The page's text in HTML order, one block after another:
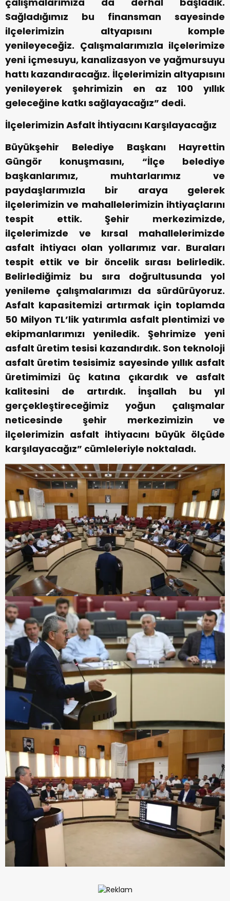
Sağladığımız bu finansman sayesinde
ilçelerimizin altyapısını komple
yenileyeceğiz. Çalışmalarımızla ilçelerimize
yeni içmesuyu, kanalizasyon ve yağmursuyu
hattı kazandıracağız. İlçelerimizin altyapısını
yenileyerek şehrimizin en az 100 yıllık
geleceğine katkı sağlayacağız” dedi.
İlçelerimizin Asfalt İhtiyacını Karşılayacağız
Büyükşehir Belediye Başkanı Hayrettin
Güngör konuşmasını, “İlçe belediye
başkanlarımız, muhtarlarımız ve
paydaşlarımızla bir araya gelerek
ilçelerimizin ve mahallelerimizin ihtiyaçlarını
tespit ettik. Şehir merkezimizde,
ilçelerimizde ve kırsal mahallelerimizde
asfalt ihtiyacı olan yollarımız var. Buraları
tespit ettik ve bir öncelik sırası belirledik.
Belirlediğimiz bu sıra doğrultusunda yol
yenileme çalışmalarımızı da sürdürüyoruz.
Asfalt kapasitemizi artırmak için toplamda
50 Milyon TL’lik yatırımla asfalt plentimizi ve
ekipmanlarımızı yeniledik. Şehrimize yeni
asfalt üretim tesisi kazandırdık. Son teknoloji
asfalt üretim tesisimiz sayesinde yıllık asfalt
üretimimizi üç katına çıkardık ve asfalt
kalitesini de artırdık. İnşallah bu yıl
gerçekleştireceğimiz yoğun çalışmalar
neticesinde şehir merkezimizin ve
ilçelerimizin asfalt ihtiyacını büyük ölçüde
karşılayacağız” cümleleriyle noktaladı.